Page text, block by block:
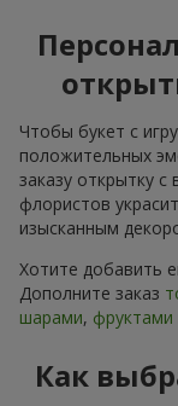
Чтобы букет с
положительных
заказу открытку
флористов
изысканным
Хотите добавить
Дополните заказ
шарами, фруктами
Как